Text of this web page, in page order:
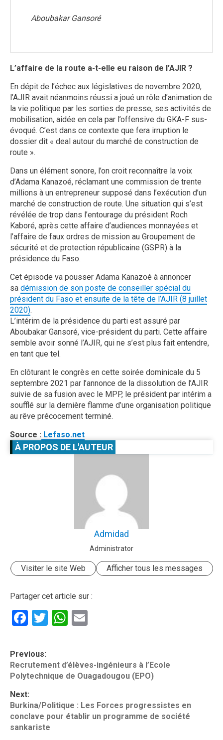
Aboubakar Gansoré
L’affaire de la route a-t-elle eu raison de l’AJIR ?
En dépit de l’échec aux législatives de novembre 2020,
l’AJIR avait néanmoins réussi a joué un rôle d’animation de
la vie politique par les sorties de presse, ses activités de
mobilisation, aidée en cela par l’offensive du GKA-F sus-
évoqué. C’est dans ce contexte que fera irruption le
dossier dit « deal autour du marché de construction de
route ».
Dans un élément sonore, l’on croit reconnaître la voix
d’Adama Kanazoé, réclamant une commission de trente
millions à un entrepreneur supposé dans l’exécution d’un
marché de construction de route. Une situation qui s’est
révélée de trop dans l’entourage du président Roch
Kaboré, après cette affaire d’audiences monnayées et
l’affaire de faux ordres de mission au Groupement de
sécurité et de protection républicaine (GSPR) à la
présidence du Faso.
Cet épisode va pousser Adama Kanazoé à annoncer
sa démission de son poste de conseiller spécial du
président du Faso et ensuite de la tête de l’AJIR (8 juillet
2020).
L’intérim de la présidence du parti est assuré par
Aboubakar Gansoré, vice-président du parti. Cette affaire
semble avoir sonné l’AJIR, qui ne s’est plus fait entendre,
en tant que tel.
En clôturant le congrès en cette soirée dominicale du 5
septembre 2021 par l’annonce de la dissolution de l’AJIR
suivie de sa fusion avec le MPP, le président par intérim a
soufflé sur la dernière flamme d’une organisation politique
au rêve précocement terminé.
Source : Lefaso.net
À PROPOS DE L'AUTEUR
Admidad
Administrator
Visiter le site Web Afficher tous les messages
Partager cet article sur :
Facebook
TwitterWhatsApp
P
o
s
t
n
a
Previous:
Recrutement d’élèves-ingénieurs à l’Ecole
Polytechnique de Ouagadougou (EPO)
Next:
Burkina/Politique : Les Forces progressistes en
conclave pour établir un programme de société
sankariste